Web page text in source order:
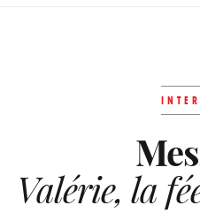
Valérie, la